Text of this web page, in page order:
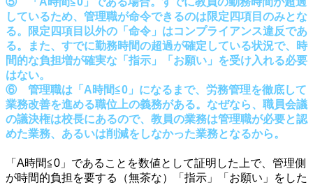
しているため、管理職が命令できるのは限定四項目のみとな
る。限定四項目以外の「命令」はコンプライアンス違反であ
る。また、すでに勤務時間の超過が確定している状況で、時
間的な負担増が確実な「指示」「お願い」を受け入れる必要
はない。
⑥ 管理職は「A時間≦0」になるまで、労務管理を徹底して
業務改善を進める職位上の義務がある。なぜなら、職員会議
の議決権は校長にあるので、教員の業務は管理職が必要と認
めた業務、あるいは削減をしなかった業務となるから。
「A時間≦0」であることを数値として証明した上で、管理側
が時間的負担を要する（無茶な）「指示」「お願い」をした